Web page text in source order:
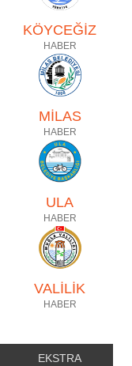
KÖYCEĞİZ
HABER
MİLAS
HABER
ULA
HABER
VALİLİK
HABER
EKSTRA